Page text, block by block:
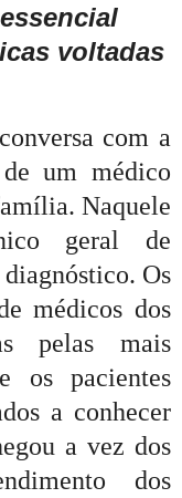
voltadas
com a
um médico
Naquele
geral de
Os
médicos dos
pelas mais
os pacientes
a conhecer
a vez dos
dos